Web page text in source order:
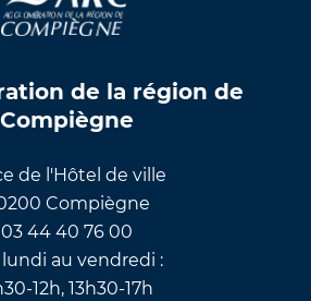
de la région de
Compiègne
de l'Hôtel de ville
Compiègne
03 44 40 76 00
lundi au vendredi :
12h, 13h30-17h